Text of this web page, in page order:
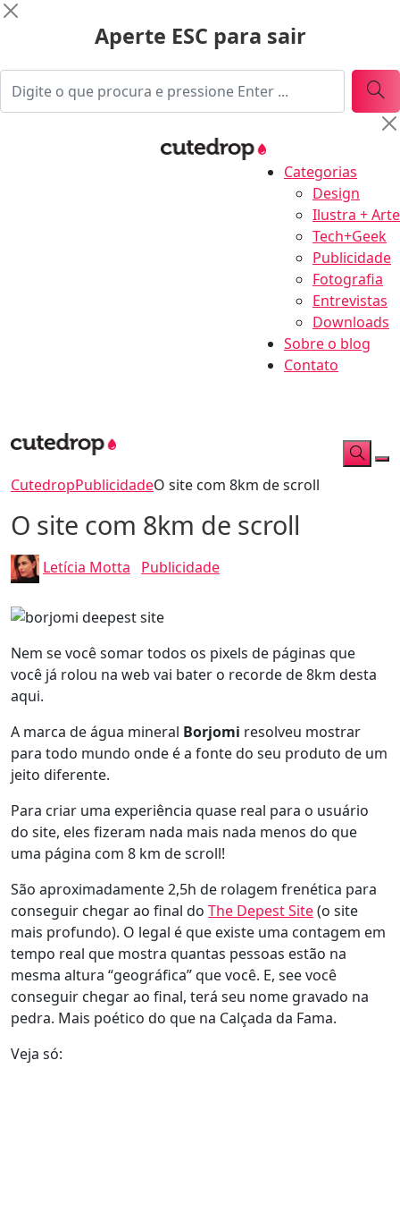
Aperte ESC para sair
Categorias
Design
Ilustra + Arte
Tech+Geek
Publicidade
Fotografia
Entrevistas
Downloads
Sobre o blog
Contato
CutedropPublicidadeO site com 8km de scroll
O site com 8km de scroll
Letícia Motta Publicidade
Nem se você somar todos os pixels de páginas que
você já rolou na web vai bater o recorde de 8km desta
aqui.
A marca de água mineral Borjomi resolveu mostrar
para todo mundo onde é a fonte do seu produto de um
jeito diferente.
Para criar uma experiência quase real para o usuário
do site, eles fizeram nada mais nada menos do que
uma página com 8 km de scroll!
São aproximadamente 2,5h de rolagem frenética para
conseguir chegar ao final do The Depest Site(o site
mais profundo). O legal é que existe uma contagem em
tempo real que mostra quantas pessoas estão na
mesma altura “geográfica” que você. E, see você
conseguir chegar ao final, terá seu nome gravado na
pedra. Mais poético do que na Calçada da Fama.
Veja só: